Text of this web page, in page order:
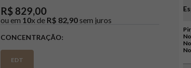
R$ 829,00
ou em 10x de R$ 82,90 sem juros
CONCENTRAÇÃO
EDT